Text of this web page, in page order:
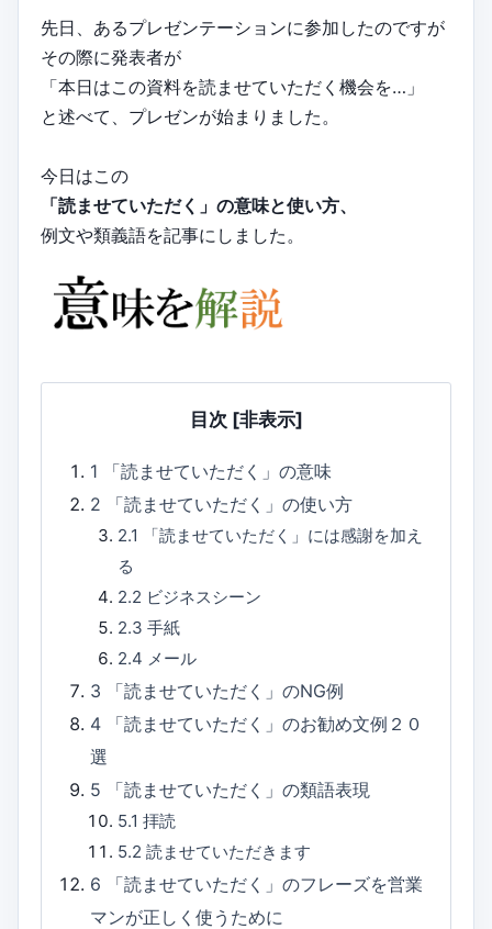
先日、あるプレゼンテーションに参加したのですが
その際に発表者が
「本日はこの資料を読ませていただく機会を…」
と述べて、プレゼンが始まりました。
今日はこの
「読ませていただく」の意味と使い方、
例文や類義語を記事にしました。
目次 [非表示]
1
「読ませていただく」の意味
2
「読ませていただく」の使い方
2.1
「読ませていただく」には感謝を加え
る
2.2 ビジネスシーン
2.3 手紙
2.4 メール
3
「読ませていただく」のNG例
4
「読ませていただく」のお勧め文例２０
選
5
「読ませていただく」の類語表現
5.1 拝読
5.2 読ませていただきます
6
「読ませていただく」のフレーズを営業
マンが正しく使うために